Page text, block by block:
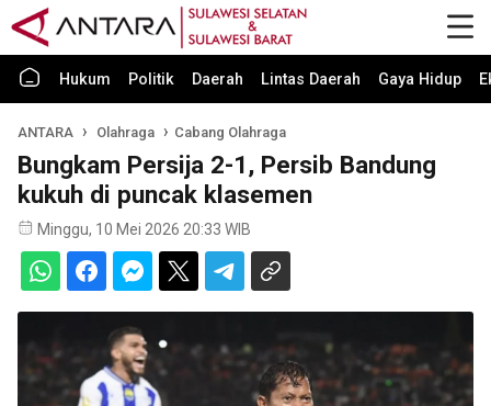
Hukum Politik Daerah Lintas Daerah Gaya Hidup
ANTARA Olahraga Cabang Olahraga
Bungkam Persija 2-1, Persib Bandung
kukuh di puncak klasemen
Minggu, 10 Mei 2026 20:33 WIB